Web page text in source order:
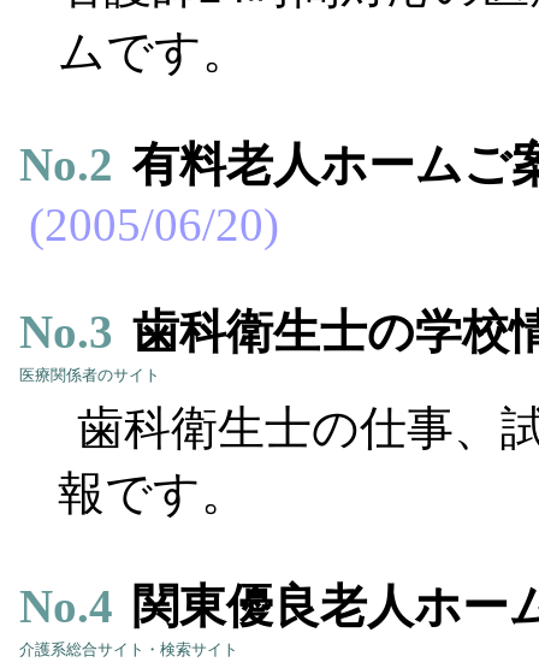
ムです。
No.2 有料老人ホームご
2005/06/20
No.3 歯科衛生士の学校
医療関係者のサイト
歯科衛生士の仕事、
報です。
No.4 関東優良老人ホー
介護系総合サイト・検索サイト